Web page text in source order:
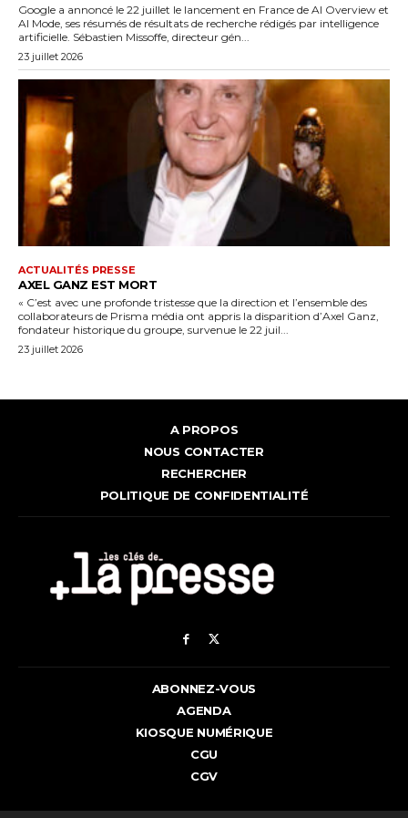
Google a annoncé le 22 juillet le lancement en France de AI Overview et
AI Mode, ses résumés de résultats de recherche rédigés par intelligence
artificielle. Sébastien Missoffe, directeur gén...
23 juillet 2026
ACTUALITÉS PRESSE
AXEL GANZ EST MORT
« C’est avec une profonde tristesse que la direction et l’ensemble des
collaborateurs de Prisma média ont appris la disparition d’Axel Ganz,
fondateur historique du groupe, survenue le 22 juil...
23 juillet 2026
A PROPOS
NOUS CONTACTER
RECHERCHER
POLITIQUE DE CONFIDENTIALITÉ
ABONNEZ-VOUS
AGENDA
KIOSQUE NUMÉRIQUE
CGU
CGV